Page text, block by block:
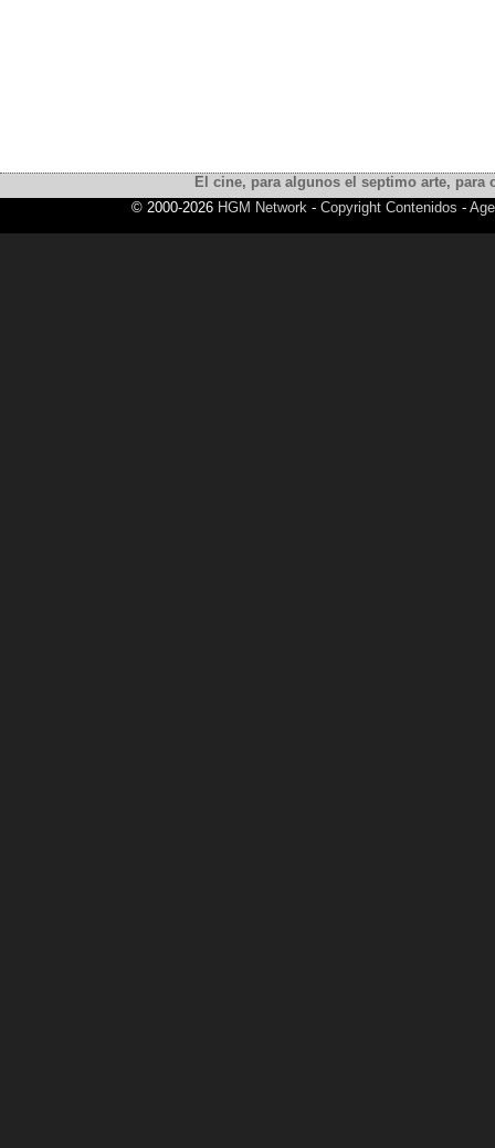
El cine, para algunos el septimo arte,
© 2000-2026 HGM Network - Copyright Contenidos -